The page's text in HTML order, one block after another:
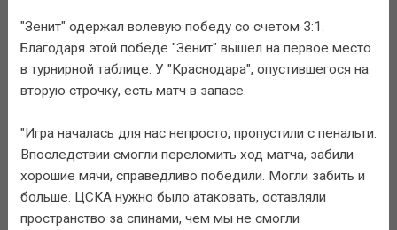
"Зенит" одержал волевую победу со счетом 3:1.
Благодаря этой победе "Зенит" вышел на первое место
в турнирной таблице. У "Краснодара", опустившегося на
вторую строчку, есть матч в запасе.
"Игра началась для нас непросто, пропустили с пенальти.
Впоследствии смогли переломить ход матча, забили
хорошие мячи, справедливо победили. Могли забить и
больше. ЦСКА нужно было атаковать, оставляли
пространство за спинами, чем мы не смогли